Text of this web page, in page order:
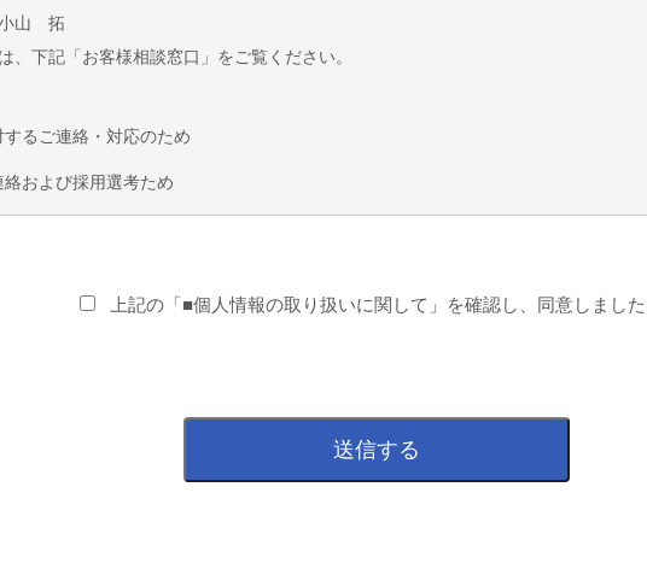
山 拓
、下記「お客様相談窓口」をご覧ください。
るご連絡・対応のため
および採用選考ため
ービスを遂行するために、個人情報の取り扱いに関する契約を締結したうえで、お
任意ですが、ご入力されなかった場合、お問い合わせに対応できないことがあります
上記の「■個人情報の取り扱いに関して」を確認し、同意しました